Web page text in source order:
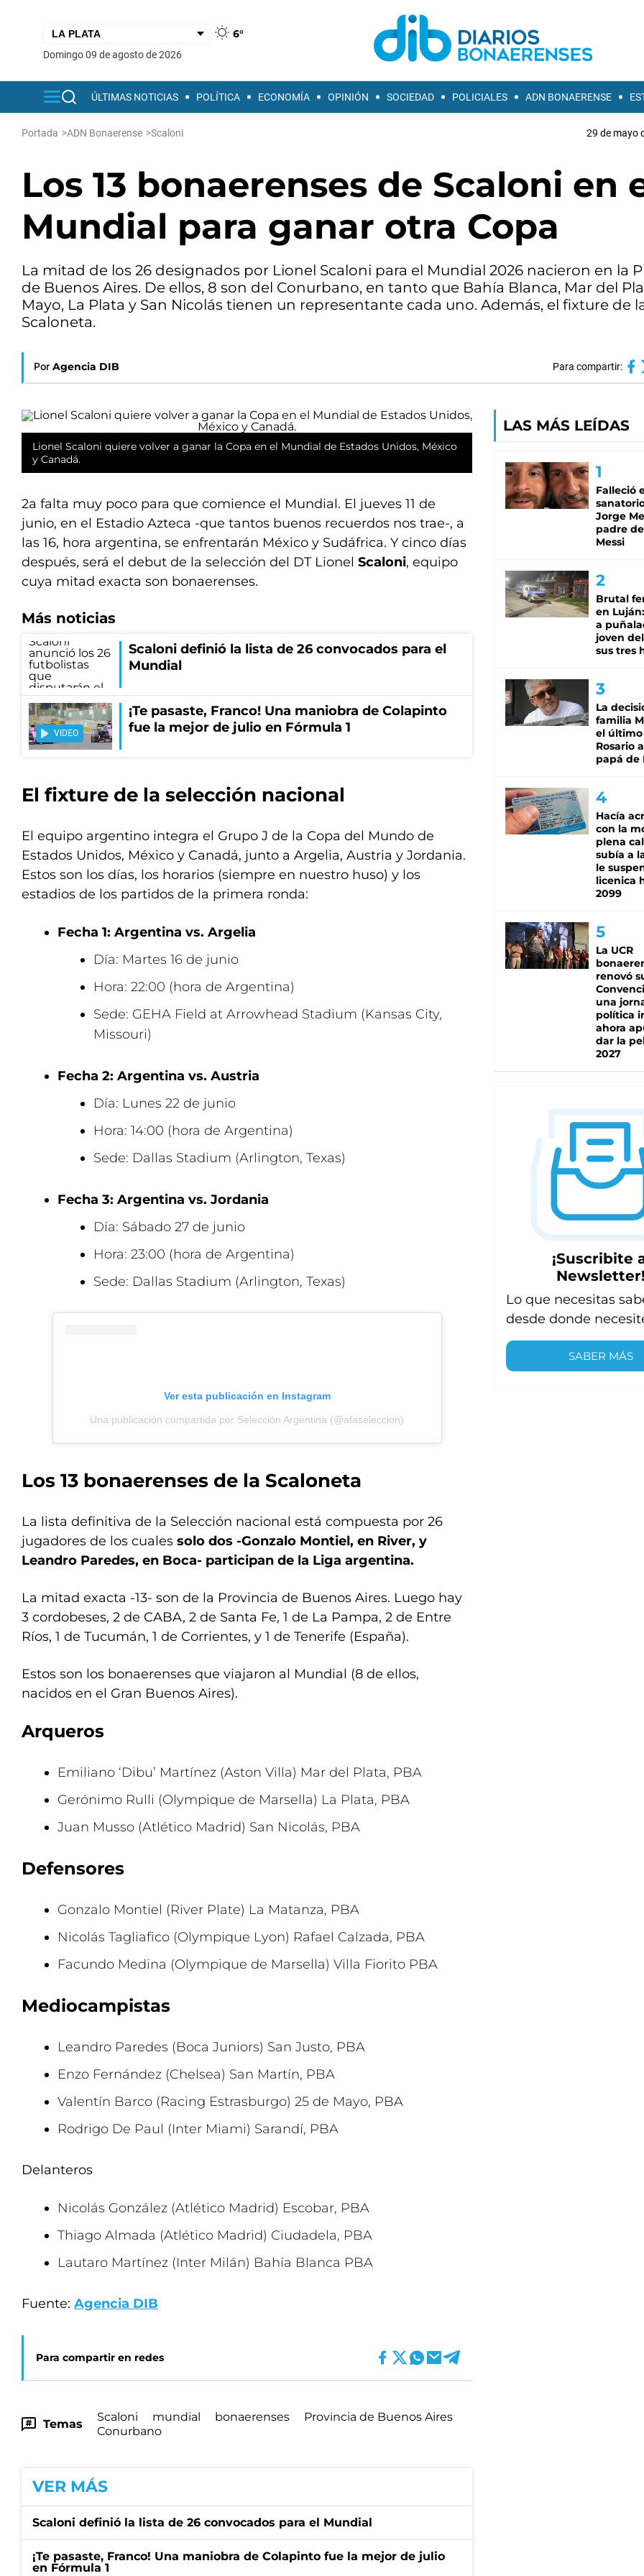
6°
domingo 09 de agosto de 2026
ÚLTIMAS NOTICIAS POLÍTICA ECONOMÍA OPINIÓN SOCIEDAD POLICIALES ADN BONAERENSE
Portada >ADN Bonaerense >Scaloni 29 de mayo
Los 13 bonaerenses de Scaloni en
Mundial para ganar otra Copa
La mitad de los 26 designados por Lionel Scaloni para el Mundial 2026 nacieron en la
de Buenos Aires. De ellos, 8 son del Conurbano, en tanto que Bahía Blanca, Mar del
Mayo, La Plata y San Nicolás tienen un representante cada uno. Además, el fixture de
Scaloneta.
Por Agencia DIB Para compartir:
Lionel Scaloni quiere volver a ganar la Copa en el Mundial de Estados Unidos, México
y Canadá.
2a falta muy poco para que comience el Mundial. El jueves 11 de
junio, en el Estadio Azteca -que tantos buenos recuerdos nos trae-, a
las 16, hora argentina, se enfrentarán México y Sudáfrica. Y cinco días
después, será el debut de la selección del DT Lionel Scaloni, equipo
cuya mitad exacta son bonaerenses.
Más noticias
Scaloni definió la lista de 26 convocados para el
Mundial
VIDEO
¡Te pasaste, Franco! Una maniobra de Colapinto
fue la mejor de julio en Fórmula 1
El fixture de la selección nacional
El equipo argentino integra el Grupo J de la Copa del Mundo de
Estados Unidos, México y Canadá, junto a Argelia, Austria y Jordania.
Estos son los días, los horarios (siempre en nuestro huso) y los
estadios de los partidos de la primera ronda:
Fecha 1: Argentina vs. Argelia
Día: Martes 16 de junio
Hora: 22:00 (hora de Argentina)
Sede: GEHA Field at Arrowhead Stadium (Kansas City,
Missouri)
Fecha 2: Argentina vs. Austria
Día: Lunes 22 de junio
Hora: 14:00 (hora de Argentina)
Sede: Dallas Stadium (Arlington, Texas)
Fecha 3: Argentina vs. Jordania
Día: Sábado 27 de junio
Hora: 23:00 (hora de Argentina)
Sede: Dallas Stadium (Arlington, Texas)
Ver esta publicación en Instagram
Una publicación compartida por Selección Argentina (@afaseleccion)
Los 13 bonaerenses de la Scaloneta
La lista definitiva de la Selección nacional está compuesta por 26
jugadores de los cuales solo dos -Gonzalo Montiel, en River, y
Leandro Paredes, en Boca- participan de la Liga argentina.
La mitad exacta -13- son de la Provincia de Buenos Aires. Luego hay
3 cordobeses, 2 de CABA, 2 de Santa Fe, 1 de La Pampa, 2 de Entre
Ríos, 1 de Tucumán, 1 de Corrientes, y 1 de Tenerife (España).
Estos son los bonaerenses que viajaron al Mundial (8 de ellos,
nacidos en el Gran Buenos Aires).
Arqueros
Emiliano ‘Dibu’ Martínez (Aston Villa) Mar del Plata, PBA
Gerónimo Rulli (Olympique de Marsella) La Plata, PBA
Juan Musso (Atlético Madrid) San Nicolás, PBA
Defensores
Gonzalo Montiel (River Plate) La Matanza, PBA
Nicolás Tagliafico (Olympique Lyon) Rafael Calzada, PBA
Facundo Medina (Olympique de Marsella) Villa Fiorito PBA
Mediocampistas
Leandro Paredes (Boca Juniors) San Justo, PBA
Enzo Fernández (Chelsea) San Martín, PBA
Valentín Barco (Racing Estrasburgo) 25 de Mayo, PBA
Rodrigo De Paul (Inter Miami) Sarandí, PBA
Delanteros
Nicolás González (Atlético Madrid) Escobar, PBA
Thiago Almada (Atlético Madrid) Ciudadela, PBA
Lautaro Martínez (Inter Milán) Bahía Blanca PBA
Fuente: Agencia DIB
Para compartir en redes
Temas
Scaloni mundial bonaerenses
Provincia de Buenos Aires
Conurbano
VER MÁS
Scaloni definió la lista de 26 convocados para el Mundial
¡Te pasaste, Franco! Una maniobra de Colapinto fue la mejor de julio
en Fórmula 1
LAS MÁS LEÍDAS
Falleció
Jorge
padre
Messi
Brutal
en
a
joven
sus tres
La
familia
el último
Rosario
papá de
Hacía
con la
plena
subía a
le
licenica
2099
La UCR
renovó
una
política
ahora
dar la
2027
¡Suscribite
Newsletter!
Lo que necesitas
desde donde
SABER MÁS